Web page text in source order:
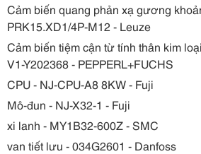
Cảm biến quang phản xạ gương
PRK15.XD1/4P-M12 - Leuze
Cảm biến tiệm cận từ tính thân kim
V1-Y202368 - PEPPERL+FUCHS
CPU - NJ-CPU-A8 8KW - Fuji
Mô-đun - NJ-X32-1 - Fuji
xi lanh - MY1B32-600Z - SMC
van tiết lưu - 034G2601 - Danfoss